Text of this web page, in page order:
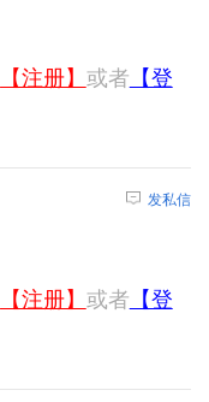
【注册】 或者 【登
发私信
【注册】 或者 【登